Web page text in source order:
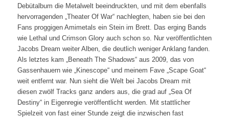
Debütalbum die Metalwelt beeindruckten, und mit dem ebenfalls
hervorragenden „Theater Of War“ nachlegten, haben sie bei den
Fans proggigen Amimetals ein Stein im Brett. Das erging Bands
wie Lethal und Crimson Glory auch schon so. Nur veröffentlichten
Jacobs Dream weiter Alben, die deutlich weniger Anklang fanden.
Als letztes kam „Beneath The Shadows“ aus 2009, das von
Gassenhauern wie „Kinescope“ und meinem Fave „Scape Goat“
weit entfernt war. Nun sieht die Welt bei Jacobs Dream mit
diesen zwölf Tracks ganz anders aus, die grad auf „Sea Of
Destiny“ in Eigenregie veröffentlicht werden. Mit stattlicher
Spielzeit von fast einer Stunde zeigt die inzwischen fast